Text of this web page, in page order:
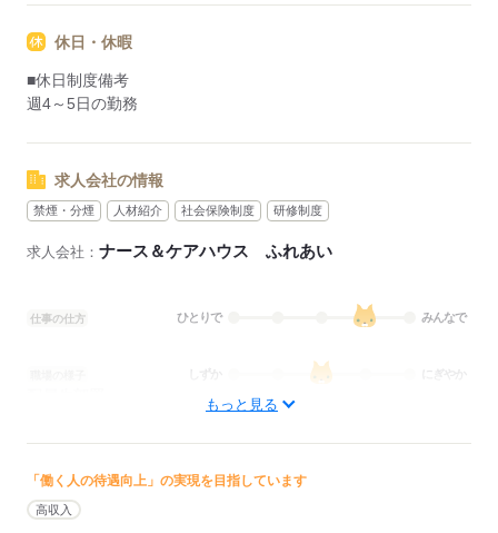
休日・休暇
■休日制度備考
週4～5日の勤務
求人会社の情報
禁煙・分煙 人材紹介 社会保険制度 研修制度
求人会社： ナース＆ケアハウス ふれあい
仕事の仕方 ひとりで みんなで
にぎやか
■賞与備考：なし
■試用期間：3ヶ月「雇用形態・給与は同条件」
■試用期間の待遇変更有無：無
もっと見る
「働く人の待遇向上」の実現を目指しています
高収入